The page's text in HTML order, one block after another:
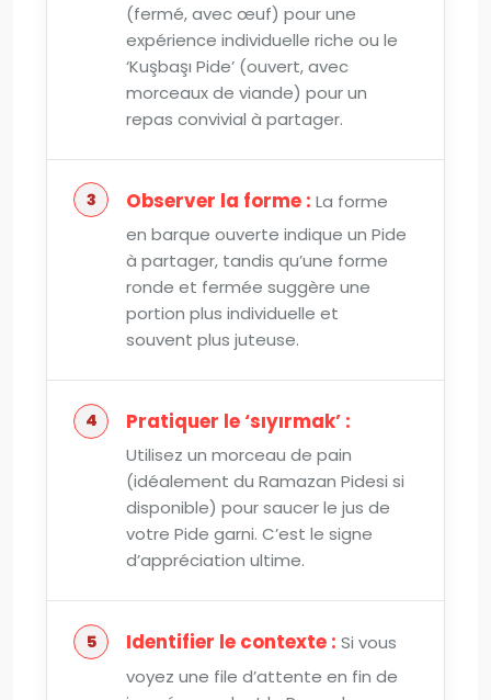
(fermé, avec œuf) pour une
expérience individuelle riche ou le
‘Kuşbaşı Pide’ (ouvert, avec
morceaux de viande) pour un
repas convivial à partager.
Observer la forme : La forme
en barque ouverte indique un Pide
à partager, tandis qu’une forme
ronde et fermée suggère une
portion plus individuelle et
souvent plus juteuse.
Pratiquer le ‘sıyırmak’ :
Utilisez un morceau de pain
(idéalement du Ramazan Pidesi si
disponible) pour saucer le jus de
votre Pide garni. C’est le signe
d’appréciation ultime.
Identifier le contexte : Si vous
voyez une file d’attente en fin de